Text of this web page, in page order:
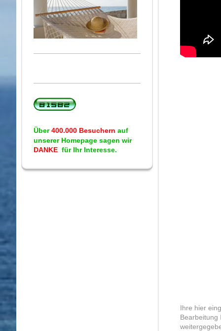
Ihre hier
Bearbeitung
Über 400.000 Besuchern auf
unserer Homepage sagen wir
DANKE für Ihr Interesse.